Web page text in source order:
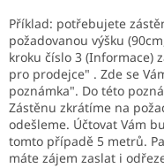
Příklad: potřebujete
požadovanou výšku
kroku číslo 3 (Informace)
pro prodejce" . Zde se
poznámka". Do této
Zástěnu zkrátíme na
odešleme. Účtovat Vám
tomto případě 5 metrů.
máte zájem zaslat i